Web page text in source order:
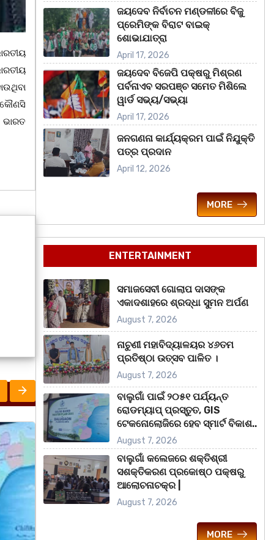
ଭାରତ
ରାଜ୍ୟ
ଜୟଦେବ ନିର୍ବାଚନ ମଣ୍ଡଳୀରେ ବିଜୁ
ପ୍ରେମିଙ୍କ ବିରାଟ ବାଇକ୍
ଶୋଭାଯାତ୍ରା
April 17, 2026
ଜୟଦେବ ବିଜେପି ପକ୍ଷରୁ ମିଶ୍ରଣ
ପର୍ବନାଏବ ସରପଞ୍ଚ ସମେତ ମିଶିଲେ
ୱାର୍ଡ ସଭ୍ୟ/ସଭ୍ୟା
April 17, 2026
ଜନଗଣନା କାର୍ଯ୍ୟକ୍ରମ ପାଇଁ ନିଯୁକ୍ତି
ପତ୍ର ପ୍ରଦାନ
April 12, 2026
MORE
ENTERTAINMENT
ସମାଜସେବୀ ଗୋଲାପ ଦାସଙ୍କ
ଏକାଦଶାହରେ ଶ୍ରଦ୍ଧା ସୁମନ ଅର୍ପଣ
August 7, 2026
ନାଚୁଣୀ ମହାବିଦ୍ୟାଳୟର ୪୬ତମ
ପ୍ରତିଷ୍ଠା ଉତ୍ସବ ପାଳିତ ।
August 7, 2026
ବାଲୁଗାଁ ପାଇଁ ୨୦୫୧ ପର୍ଯ୍ୟନ୍ତ
ରୋଡମ୍ୟାପ୍ ପ୍ରସ୍ତୁତ, GIS
ଟେକନୋଲୋଜିରେ ହେବ ସ୍ମାର୍ଟ ବିକାଶ..
August 7, 2026
ବାଲୁଗାଁ କଲେଜରେ ଶକ୍ତିଶ୍ରୀ
ସଶକ୍ତିକରଣ ପ୍ରକୋଷ୍ଠ ପକ୍ଷରୁ
ଆଲୋଚନାଚକ୍ର |
August 7, 2026
MORE